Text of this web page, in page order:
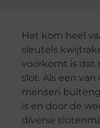
Het kom heel
sleutels
voorkomt is dat
slot. Als een
mensen
is en door de
diverse